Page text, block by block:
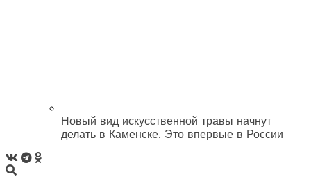
Новый вид искусственной травы начнут
делать в Каменске. Это впервые в России